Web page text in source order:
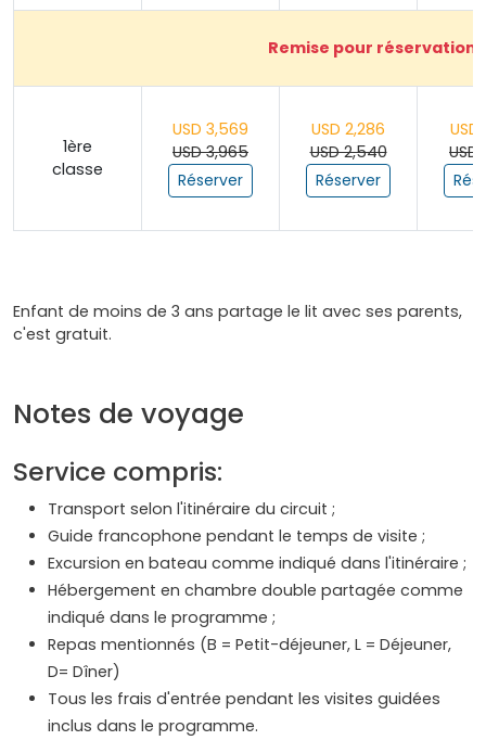
Remise pour réservation
1ère
classe
USD 3,569
USD 3,965
Réserver
USD 2,286
USD 2,540
Réserver
USD
USD
Enfant de moins de 3 ans partage le lit avec ses parents,
c'est gratuit.
Notes de voyage
Service compris:
Transport selon l'itinéraire du circuit ;
Guide francophone pendant le temps de visite ;
Excursion en bateau comme indiqué dans l'itinéraire ;
Hébergement en chambre double partagée comme
indiqué dans le programme ;
Repas mentionnés (B = Petit-déjeuner, L = Déjeuner,
D= Dîner)
Tous les frais d'entrée pendant les visites guidées
inclus dans le programme.